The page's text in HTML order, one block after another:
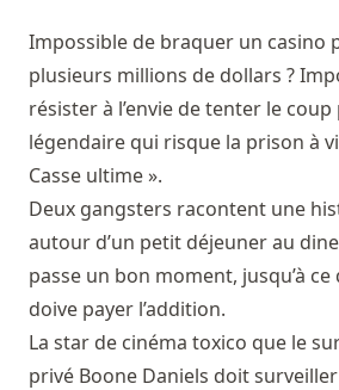
Impossible de braquer un casino
plusieurs millions de dollars ?
résister à l’envie de tenter le
légendaire qui risque la prison à
Casse ultime ».
Deux gangsters racontent une
autour d’un petit déjeuner au
passe un bon moment, jusqu’à ce
doive payer l’addition.
La star de cinéma toxico que le
privé Boone Daniels doit